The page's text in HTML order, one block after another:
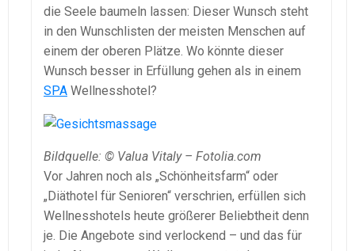
die Seele baumeln lassen: Dieser Wunsch steht
in den Wunschlisten der meisten Menschen auf
einem der oberen Plätze. Wo könnte dieser
Wunsch besser in Erfüllung gehen als in einem
SPA Wellnesshotel?
Bildquelle: © Valua Vitaly – Fotolia.com
Vor Jahren noch als „Schönheitsfarm“ oder
„Diäthotel für Senioren“ verschrien, erfüllen sich
Wellnesshotels heute größerer Beliebtheit denn
je. Die Angebote sind verlockend – und das für